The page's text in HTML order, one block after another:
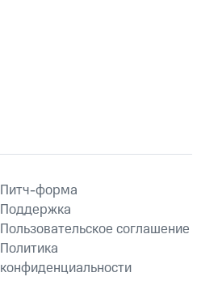
Питч-форма
Поддержка
Пользовательское соглашение
Политика
конфиденциальности